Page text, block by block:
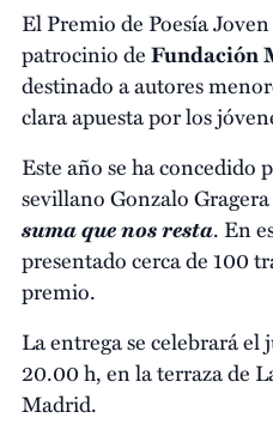
El Premio de Poesía
patrocinio deFundación
destinado a autores
clara apuesta por los
Este año se ha concedido
sevillano Gonzalo
suma que nos resta. En
presentado cerca de 100
premio.
La entrega se celebrará el
20.00 h, en la terraza de
Madrid.